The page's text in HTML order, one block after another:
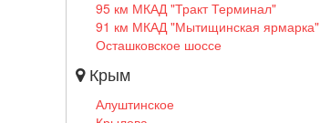
95 км МКАД "Тракт Терминал"
91 км МКАД "Мытищинская ярмарка"
Осташковское шоссе
Крым
Алуштинское